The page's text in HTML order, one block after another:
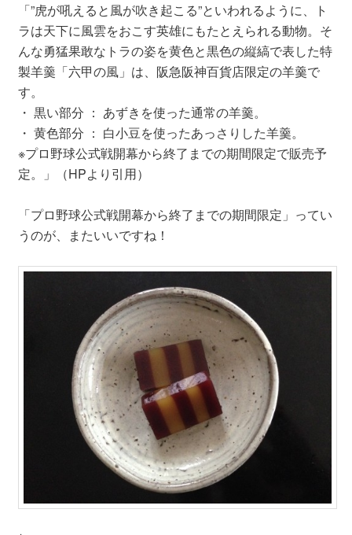
「”虎が吼えると風が吹き起こる”といわれるように、ト
ラは天下に風雲をおこす英雄にもたとえられる動物。そ
んな勇猛果敢なトラの姿を黄色と黒色の縦縞で表した特
製羊羹「六甲の風」は、阪急阪神百貨店限定の羊羹で
す。
・ 黒い部分 ： あずきを使った通常の羊羹。
・ 黄色部分 ： 白小豆を使ったあっさりした羊羹。
※プロ野球公式戦開幕から終了までの期間限定で販売予
定。」（HPより引用）
「プロ野球公式戦開幕から終了までの期間限定」ってい
うのが、またいいですね！